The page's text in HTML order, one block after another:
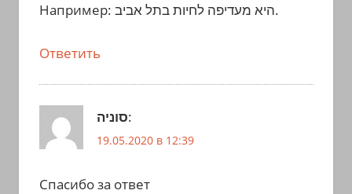
Например: היא מעדיפה לחיות בתל אביב.
Ответить
סוניה:
19.05.2020 в 12:39
Спасибо за ответ